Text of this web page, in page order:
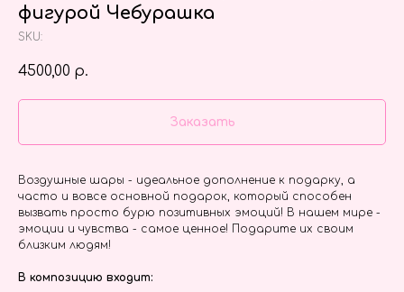
фигурой Чебурашка
SKU:
4500,00 р.
Заказать
Воздушные шары - идеальное дополнение к подарку, а
часто и вовсе основной подарок, который способен
вызвать просто бурю позитивных эмоций! В нашем мире -
эмоции и чувства - самое ценное! Подарите их своим
близким людям!
В композицию входит: